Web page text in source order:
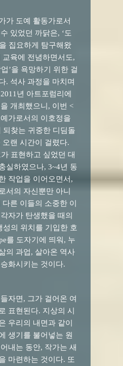
가 도예 활동가로서
있었던 까닭은, ‘도
집요하게 탐구해왔
교육에 전념하면서도,
’을 욕망하기 위한 걸
. 석사 과정을 마치며
년 아트포럼리에
개최했으니, 이번 <
가로서의 이호정을
되찾는 귀중한 디딤돌
랜 시간이 걸렸다.
표현하고 싶었던 대
실하였으나, 3~4년 동
작업을 이어오면서,
서의 자신뿐만 아니
른 이들의 소중한 이
자가 탄생했을 때의
성의 위치를 기입한 호
를 도자기에 띄워, 누
의 과업, 살아온 역사
화시키는 것이다.
자면, 그가 걸어온 여
표현된다. 지상의 시
우리의 내면과 같이
생기를 불어넣는 원
내는 동안, 작가는 새
마련하는 것이다. 또